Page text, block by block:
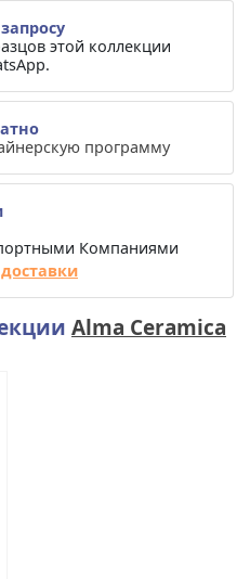
этой коллекции
программу
Компаниями
Alma Ceramica